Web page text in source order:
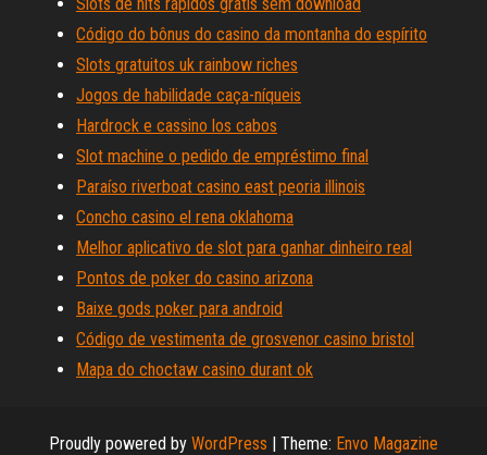
Código do bônus do casino da montanha do espírito
Slots gratuitos uk rainbow riches
Jogos de habilidade caça-níqueis
Hardrock e cassino los cabos
Slot machine o pedido de empréstimo final
Paraíso riverboat casino east peoria illinois
Concho casino el rena oklahoma
Melhor aplicativo de slot para ganhar dinheiro real
Pontos de poker do casino arizona
Baixe gods poker para android
Código de vestimenta de grosvenor casino bristol
Mapa do choctaw casino durant ok
Proudly powered by WordPress | Theme: Envo Magazine